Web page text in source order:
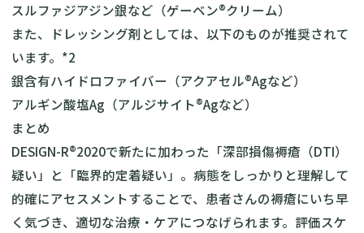
スルファジアジン銀など（ゲーベン®クリーム）
また、ドレッシング剤としては、以下のものが推奨されて
います。*2
銀含有ハイドロファイバー（アクアセル®Agなど）
アルギン酸塩Ag（アルジサイト®Agなど）
まとめ
DESIGN-R®2020で新たに加わった「深部損傷褥瘡（DTI）
疑い」と「臨界的定着疑い」。病態をしっかりと理解して
的確にアセスメントすることで、患者さんの褥瘡にいち早
く気づき、適切な治療・ケアにつなげられます。評価スケ